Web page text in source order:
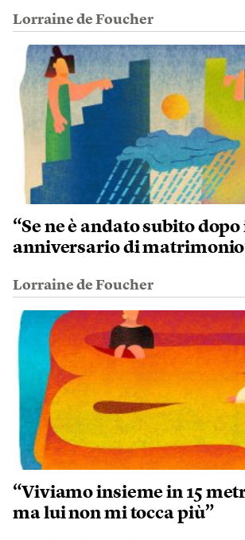
Lorraine de Foucher
“Se ne è andato subito
anniversario di
Lorraine de Foucher
“Viviamo insieme in 15
ma lui non mi tocca più”